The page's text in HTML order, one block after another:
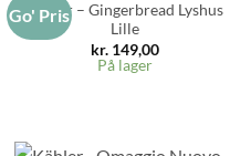
Go' Pris
Kähler – Gingerbread Lyshus
Lille
kr.149,00
På lager